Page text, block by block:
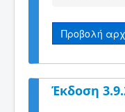
Προβολή
Έκδοση